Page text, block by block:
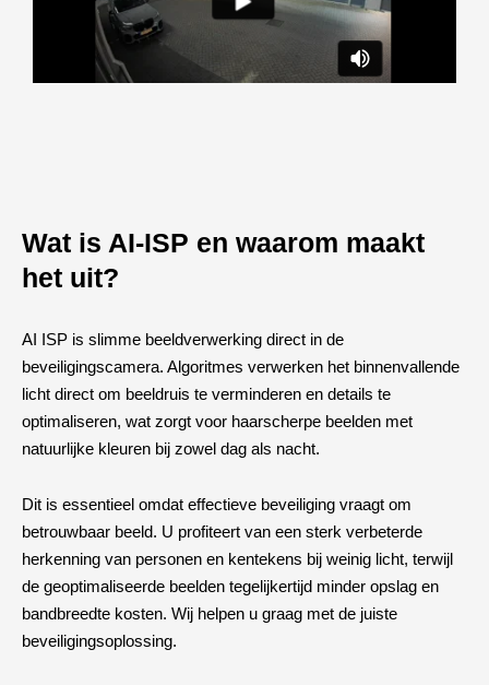
Wat is AI-ISP en waarom maakt
het uit?
AI ISP is slimme beeldverwerking direct in de
beveiligingscamera. Algoritmes verwerken het binnenvallende
licht direct om beeldruis te verminderen en details te
optimaliseren, wat zorgt voor haarscherpe beelden met
natuurlijke kleuren bij zowel dag als nacht.
Dit is essentieel omdat effectieve beveiliging vraagt om
betrouwbaar beeld. U profiteert van een sterk verbeterde
herkenning van personen en kentekens bij weinig licht, terwijl
de geoptimaliseerde beelden tegelijkertijd minder opslag en
bandbreedte kosten. Wij helpen u graag met de juiste
beveiligingsoplossing.